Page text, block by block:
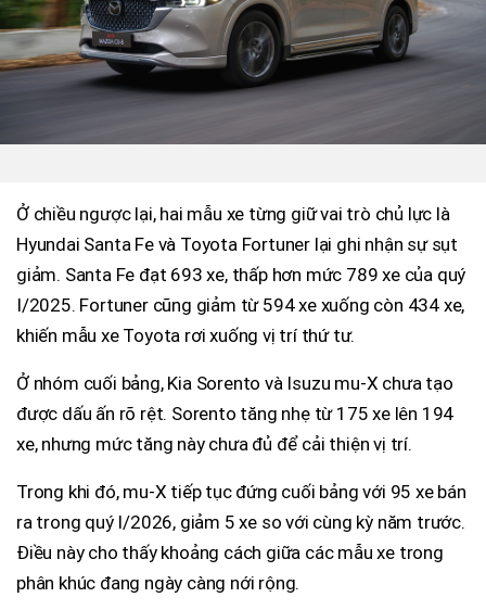
Ở chiều ngược lại, hai mẫu xe từng giữ vai trò chủ lực là
Hyundai Santa Fe và Toyota Fortuner lại ghi nhận sự sụt
giảm. Santa Fe đạt 693 xe, thấp hơn mức 789 xe của quý
I/2025. Fortuner cũng giảm từ 594 xe xuống còn 434 xe,
khiến mẫu xe Toyota rơi xuống vị trí thứ tư.
Ở nhóm cuối bảng, Kia Sorento và Isuzu mu-X chưa tạo
được dấu ấn rõ rệt. Sorento tăng nhẹ từ 175 xe lên 194
xe, nhưng mức tăng này chưa đủ để cải thiện vị trí.
Trong khi đó, mu-X tiếp tục đứng cuối bảng với 95 xe bán
ra trong quý I/2026, giảm 5 xe so với cùng kỳ năm trước.
Điều này cho thấy khoảng cách giữa các mẫu xe trong
phân khúc đang ngày càng nới rộng.